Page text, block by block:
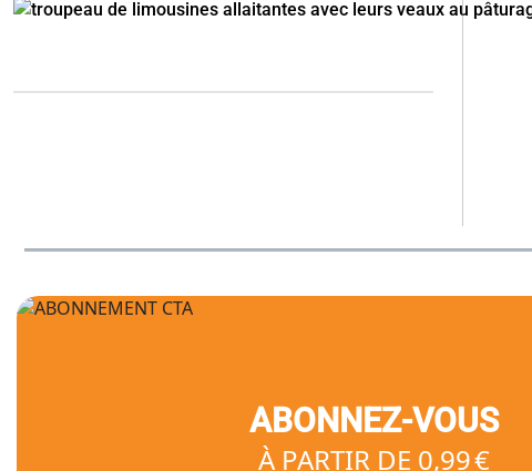
ABONNEZ-VOUS
À PARTIR DE 0,99 €